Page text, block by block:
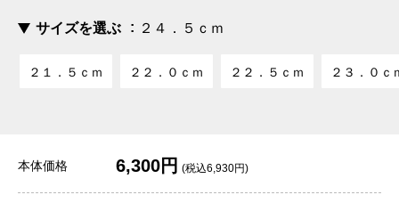
サイズを選ぶ ２４．５ｃｍ
２１．５ｃｍ ２２．０ｃｍ ２２．５ｃｍ ２３．０ｃ
本体価格 6,300円 (税込6,930円)